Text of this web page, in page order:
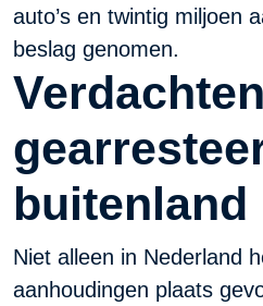
auto’s en twintig miljoen
beslag genomen.
Verdachten
buitenland
Niet alleen in Nederland
aanhoudingen plaats